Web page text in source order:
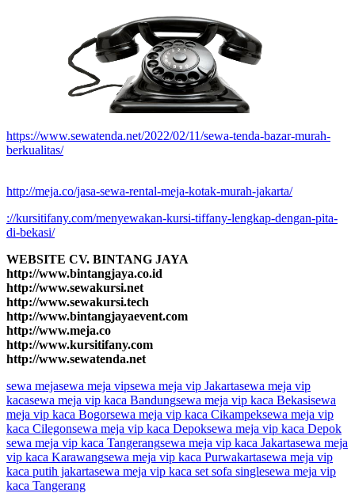
https://www.sewatenda.net/2022/02/11/sewa-tenda-bazar-murah-
berkualitas/
http://meja.co/jasa-sewa-rental-meja-kotak-murah-jakarta/
://kursitifany.com/menyewakan-kursi-tiffany-lengkap-dengan-pita-
di-bekasi/
WEBSITE CV. BINTANG JAYA
http://www.bintangjaya.co.id
http://www.sewakursi.net
http://www.sewakursi.tech
http://www.bintangjayaevent.com
http://www.meja.co
http://www.kursitifany.com
http://www.sewatenda.net
sewa mejasewa meja vipsewa meja vip Jakartasewa meja vip
kacasewa meja vip kaca Bandungsewa meja vip kaca Bekasisewa
meja vip kaca Bogorsewa meja vip kaca Cikampeksewa meja vip
kaca Cilegonsewa meja vip kaca Depoksewa meja vip kaca Depok
sewa meja vip kaca Tangerangsewa meja vip kaca Jakartasewa meja
vip kaca Karawangsewa meja vip kaca Purwakartasewa meja vip
kaca putih jakartasewa meja vip kaca set sofa singlesewa meja vip
kaca Tangerang